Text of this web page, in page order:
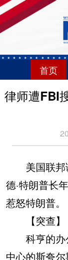
首页
律师遭FBI
美国联邦
德·特朗普长
惹怒特朗普。
【突查】
科亨的办
中心的斯夸